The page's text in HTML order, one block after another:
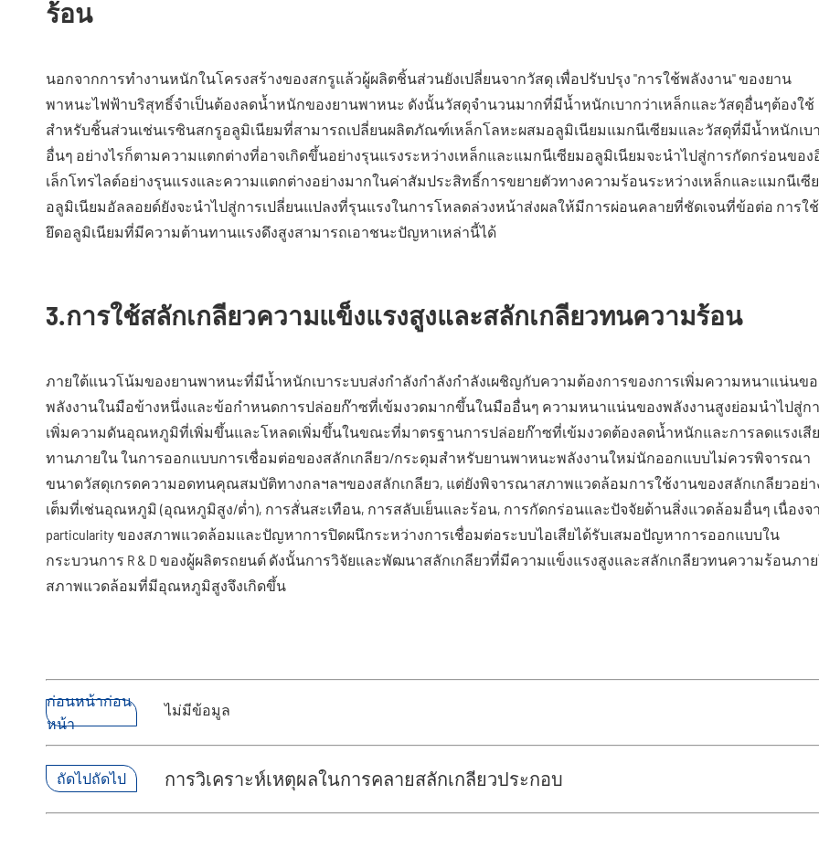
ร้อน
นอกจากการทำงานหนักในโครงสร้างของสกรูแล้วผู้ผลิตชิ้นส่วนยังเปลี่ยนจากวัสดุ เพื่อปรับปรุง "การใช้พลังงาน" ของยาน
พาหนะไฟฟ้าบริสุทธิ์จำเป็นต้องลดน้ำหนักของยานพาหนะ ดังนั้นวัสดุจำนวนมากที่มีน้ำหนักเบากว่าเหล็กและวัสดุอื่นๆต้องใช้
สำหรับชิ้นส่วนเช่นเรซินสกรูอลูมิเนียมที่สามารถเปลี่ยนผลิตภัณฑ์เหล็กโลหะผสมอลูมิเนียมแมกนีเซียมและวัสดุที่มีน้ำหนักเบา
อื่นๆ อย่างไรก็ตามความแตกต่างที่อาจเกิดขึ้นอย่างรุนแรงระหว่างเหล็กและแมกนีเซียมอลูมิเนียมจะนำไปสู่การกัดกร่อนของ
เล็กโทรไลต์อย่างรุนแรงและความแตกต่างอย่างมากในค่าสัมประสิทธิ์การขยายตัวทางความร้อนระหว่างเหล็กและแมกนีเซี
อลูมิเนียมอัลลอยด์ยังจะนำไปสู่การเปลี่ยนแปลงที่รุนแรงในการโหลดล่วงหน้าส่งผลให้มีการผ่อนคลายที่ชัดเจนที่ข้อต่อ การใ
ยึดอลูมิเนียมที่มีความต้านทานแรงดึงสูงสามารถเอาชนะปัญหาเหล่านี้ได้
3.การใช้สลักเกลียวความแข็งแรงสูงและสลักเกลียวทนความร้อน
ภายใต้แนวโน้มของยานพาหนะที่มีน้ำหนักเบาระบบส่งกำลังกำลังกำลังเผชิญกับความต้องการของการเพิ่มความหนาแน่นขอ
พลังงานในมือข้างหนึ่งและข้อกำหนดการปล่อยก๊าซที่เข้มงวดมากขึ้นในมืออื่นๆ ความหนาแน่นของพลังงานสูงย่อมนำไปสู่ก
เพิ่มความดันอุณหภูมิที่เพิ่มขึ้นและโหลดเพิ่มขึ้นในขณะที่มาตรฐานการปล่อยก๊าซที่เข้มงวดต้องลดน้ำหนักและการลดแรงเสี
ทานภายใน ในการออกแบบการเชื่อมต่อของสลักเกลียว/กระดุมสำหรับยานพาหนะพลังงานใหม่นักออกแบบไม่ควรพิจารณา
ขนาดวัสดุเกรดความอดทนคุณสมบัติทางกลฯลฯของสลักเกลียว, แต่ยังพิจารณาสภาพแวดล้อมการใช้งานของสลักเกลียวอย่า
เต็มที่เช่นอุณหภูมิ (อุณหภูมิสูง/ต่ำ), การสั่นสะเทือน, การสลับเย็นและร้อน, การกัดกร่อนและปัจจัยด้านสิ่งแวดล้อมอื่นๆ เนื่องจ
particularity ของสภาพแวดล้อมและปัญหาการปิดผนึกระหว่างการเชื่อมต่อระบบไอเสียได้รับเสมอปัญหาการออกแบบใน
กระบวนการ R & D ของผู้ผลิตรถยนต์ ดังนั้นการวิจัยและพัฒนาสลักเกลียวที่มีความแข็งแรงสูงและสลักเกลียวทนความร้อนภา
สภาพแวดล้อมที่มีอุณหภูมิสูงจึงเกิดขึ้น
ก่อนหน้าก่อน
หน้า
ไม่มีข้อมูล
ถัดไปถัดไป การวิเคราะห์เหตุผลในการคลายสลักเกลียวประกอบ